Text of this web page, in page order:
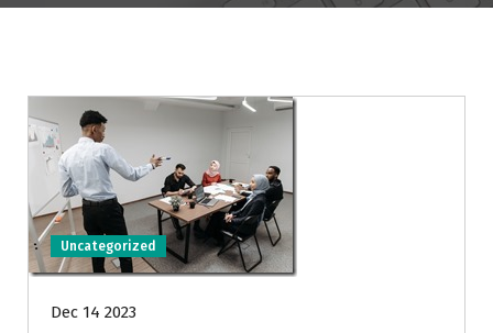
Uncategorized
Dec 14 2023